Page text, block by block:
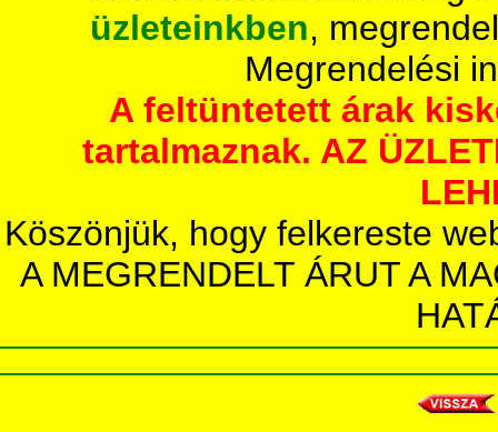
üzleteinkben,
Megrendelési
A feltüntetett árak
tartalmaznak. AZ
Köszönjük, hogy felkereste
A MEGRENDELT ÁRUT A